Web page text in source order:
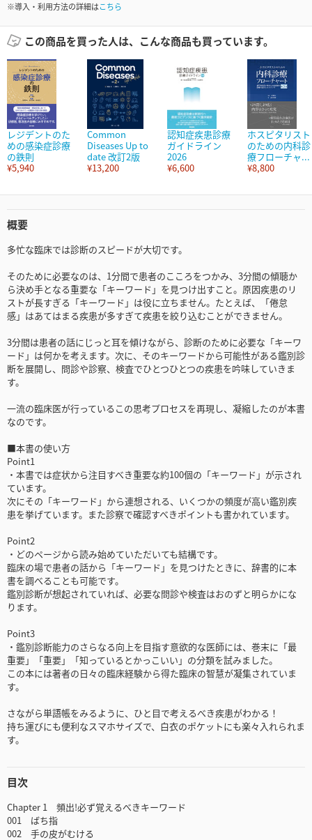
※導入・利用方法の詳細はこちら
この商品を買った人は、こんな商品も買っています。
レジデントのた
めの感染症診療
の鉄則
¥5,940
Common
Diseases Up to
date 改訂2版
¥13,200
認知症疾患診療
ガイドライン
2026
¥6,600
ホスピタリスト
のための内科診
療フローチャ...
¥8,800
概要
多忙な臨床では診断のスピードが大切です。
そのために必要なのは、1分間で患者のこころをつかみ、3分間の傾聴か
ら決め手となる重要な「キーワード」を見つけ出すこと。原因疾患のリ
ストが長すぎる「キーワード」は役に立ちません。たとえば、「倦怠
感」はあてはまる疾患が多すぎて疾患を絞り込むことができません。
3分間は患者の話にじっと耳を傾けながら、診断のために必要な「キーワ
ード」は何かを考えます。次に、そのキーワードから可能性がある鑑別診
断を展開し、問診や診察、検査でひとつひとつの疾患を吟味していきま
す。
一流の臨床医が行っているこの思考プロセスを再現し、凝縮したのが本書
なのです。
■本書の使い方
Point1
・本書では症状から注目すべき重要な約100個の「キーワード」が示され
ています。
次にその「キーワード」から連想される、いくつかの頻度が高い鑑別疾
患を挙げています。また診察で確認すべきポイントも書かれています。
Point2
・どのページから読み始めていただいても結構です。
臨床の場で患者の話から「キーワード」を見つけたときに、辞書的に本
書を調べることも可能です。
鑑別診断が想起されていれば、必要な問診や検査はおのずと明らかにな
ります。
Point3
・鑑別診断能力のさらなる向上を目指す意欲的な医師には、巻末に「最
重要」「重要」「知っているとかっこいい」の分類を試みました。
この本には著者の日々の臨床経験から得た臨床の智慧が凝集されていま
す。
さながら単語帳をみるように、ひと目で考えるべき疾患がわかる！
持ち運びにも便利なスマホサイズで、白衣のポケットにも楽々入れられま
す。
目次
Chapter 1 頻出!必ず覚えるべきキーワード
001 ばち指
002 手の皮がむける